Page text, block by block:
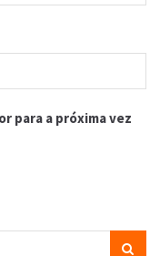
para a próxima vez